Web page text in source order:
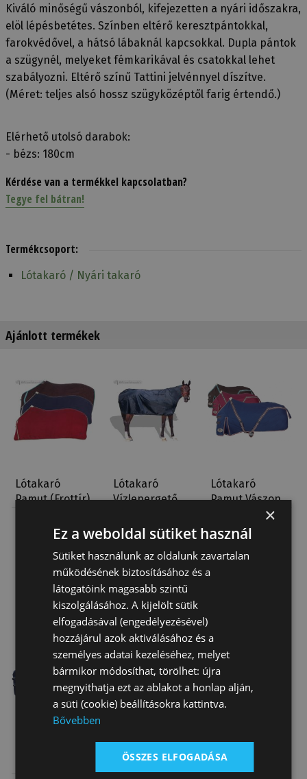
Kiváló minőségű vászonból, kifejezetten a nyári időszakra,
elöl lépésbetétes. Színben eltérő keresztpántokkal,
farokvédővel, a hátsó lábaknál kapcsokkal. Dupla pántok
a szügynél, melyeket fémkarikával és csatokkal lehet
szabályozni. Eltérő színű Tattini jelvénnyel díszítve.
(Méret: teljes alsó hossz szügyközéptől farig értendő.)
Elérhető utolsó darabok:
- bézs: 180cm
Kérdése van a termékkel kapcsolatban?
Tegye fel bátran!
Termékcsoport:
Lótakaró / Nyári takaró
Ajánlott termékek
Lótakaró
Pamut (Frottír)
Lótakaró
Vízlepergető
Lótakaró
Pamut Vászon
Színű
25 450 Ft×
Ez a weboldal sütiket használ
Sütiket használunk az oldalunk zavartalan
működésének biztosításához és a
látogatóink magasabb szintű
kiszolgálásához. A kijelölt sütik
elfogadásával (engedélyezésével)
hozzájárul azok aktiválásához és a
személyes adatai kezeléséhez, melyet
bármikor módosíthat, törölhet: újra
megnyithatja ezt az ablakot a honlap alján,
a süti (cookie) beállításokra kattintva.
Bővebben
ÖSSZES ELFOGADÁSA